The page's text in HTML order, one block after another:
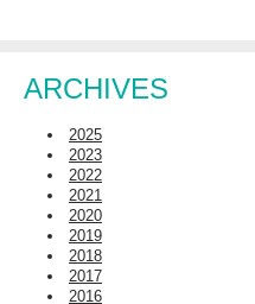
ARCHIVES
2025
2023
2022
2021
2020
2019
2018
2017
2016